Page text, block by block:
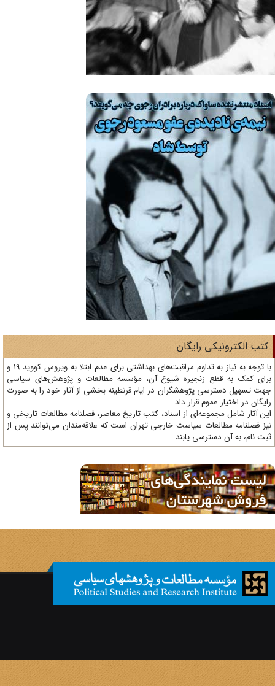
الکترونیکی رایگان
با توجه به نیاز به تداوم مراقبت‌های بهداشتی برای عدم ابتلا به ویروس کووید 19 و
کمک به قطع زنجیره شیوع آن، مؤسسه مطالعات و پژوهش‌های سیاسی
تسهیل دسترسی پژوهشگران در ایام قرنطینه بخشی از آثار خود را به صورت
در اختیار عموم قرار داد.
آثار شامل مجموعه‌ای از اسناد، کتب تاریخ معاصر، فصلنامه‌ مطالعات تاریخی و
فصلنامه مطالعات سیاست خارجی تهران است که علاقه‌مندان می‌توانند پس از
نام، به آن دسترسی یابند.